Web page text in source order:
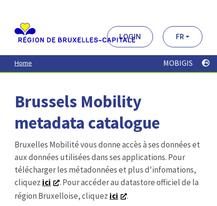
contenu
principal
LOGIN FR
Home MOBIGIS
Brussels Mobility
metadata catalogue
Bruxelles Mobilité vous donne accès à ses données et
aux données utilisées dans ses applications. Pour
télécharger les métadonnées et plus d'infomations,
cliquez ici
. Pour accéder au datastore officiel de la
région Bruxelloise, cliquez ici .